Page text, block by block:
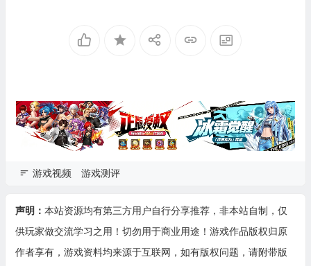
游戏视频 游戏测评
声明： 本站资源均有第三方用户自行分享推荐，非本站自制，仅
供玩家做交流学习之用！切勿用于商业用途！游戏作品版权归原
作者享有，游戏资料均来源于互联网，如有版权问题，请附带版